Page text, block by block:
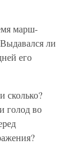
марш-
ли
его
сколько?
голод во